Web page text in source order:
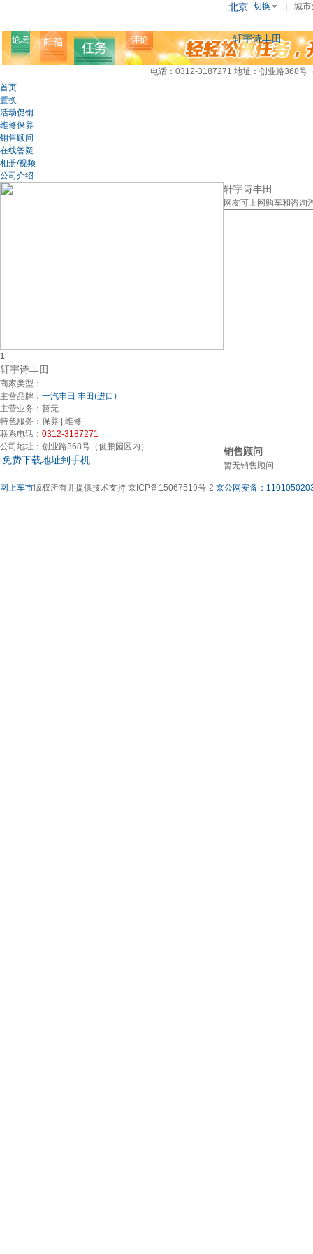
北京 切换 城市
轩宇诗丰田
电话：0312-3187271 地址：创业路368号
首页
置换
活动促销
维修保养
销售顾问
在线答疑
相册/视频
公司介绍
1
轩宇诗丰田
商家类型：
主营品牌： 一汽丰田 丰田(进口)
主营业务： 暂无
特色服务： 保养 | 维修
联系电话： 0312-3187271
公司地址： 创业路368号（俊鹏园区内）
免费下载地址到手机
轩宇诗丰田
网友可上网购车和咨询
销售顾问
暂无销售顾问
网上车市版权所有并提供技术支持 京ICP备15067519号-2 京公网安备：